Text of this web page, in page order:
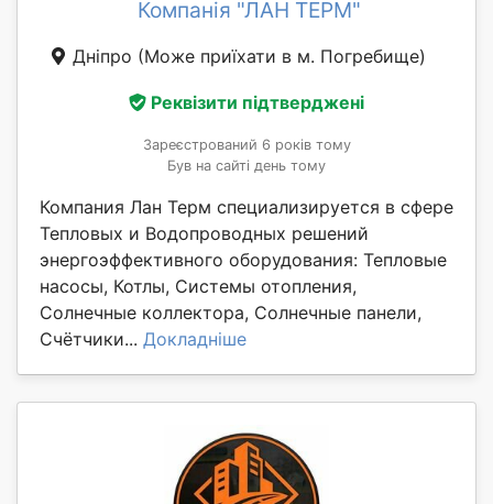
Компанія "ЛАН ТЕРМ"
Дніпро (Може приїхати в м. Погребище)
Реквізити підтверджені
Зареєстрований 6 років тому
Був на сайті день тому
Компания Лан Терм специализируется в сфере
Тепловых и Водопроводных решений
энергоэффективного оборудования: Тепловые
насосы, Котлы, Системы отопления,
Солнечные коллектора, Солнечные панели,
Счётчики... Докладніше